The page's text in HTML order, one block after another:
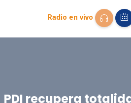
Radio en vivo
PDI recupera